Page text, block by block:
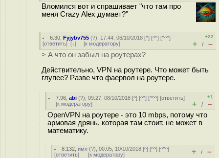
Вломился вот и спрашивает "что там про
меня Crazy Alex думает?"
6.30 ,Fyjybv755 (?), 17:44, 06/10/2018 [^] [^^] [^^^]
[ответить] [↓] [к модератору]
+22
+ / –
> А что он забыл на роутерах?
Действительно, VPN на роутере. Что может быть
глупее? Разве что фаервол на роутере.
7.96 ,abi (?), 09:27, 08/10/2018 [^] [^^] [^^^] [ответить]
[к модератору]
+1
+ / –
OpenVPN на роутере - это 10 mbps, потому что
армовая дрянь, которая там стоит, не может в
математику.
8.132 ,имя (?), 00:05, 10/10/2018 [^] [^^] [^^^]
[ответить] [к модератору] + / –